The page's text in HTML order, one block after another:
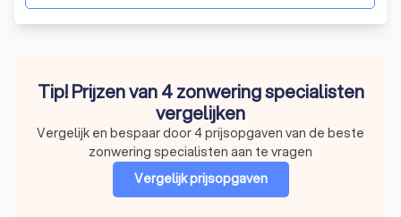
Tip! Prijzen van 4 zonwering specialisten
vergelijken
Vergelijk en bespaar door 4 prijsopgaven van de beste
zonwering specialisten aan te vragen
Vergelijk prijsopgaven